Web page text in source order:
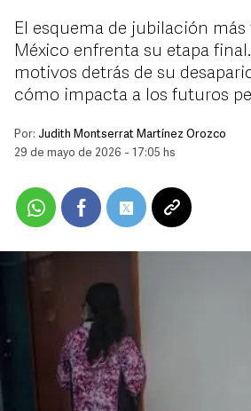
El esquema de jubilación más
México enfrenta su etapa
motivos detrás de su
cómo impacta a los futuros
Por: Judith Montserrat Martínez Orozco
29 de mayo de 2026 - 17:05 hs